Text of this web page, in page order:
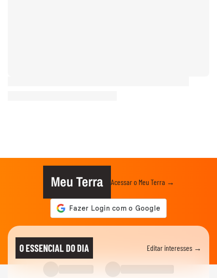
Meu Terra Acessar o Meu Terra →
O ESSENCIAL DO DIA Editar interesses →